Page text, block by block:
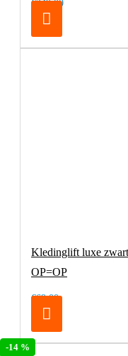
-14 %
€249,00
Kledinglift luxe
OP=OP
€69,00